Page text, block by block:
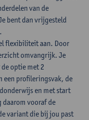
van de
bent dan vrijgesteld
flexibiliteit aan. Door
omvangrijk. Je
optie met 2
een profileringsvak, de
en met start
daarom vooraf de
variant die bij jou past